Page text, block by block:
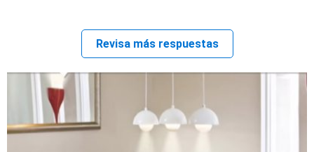
Revisa más respuestas